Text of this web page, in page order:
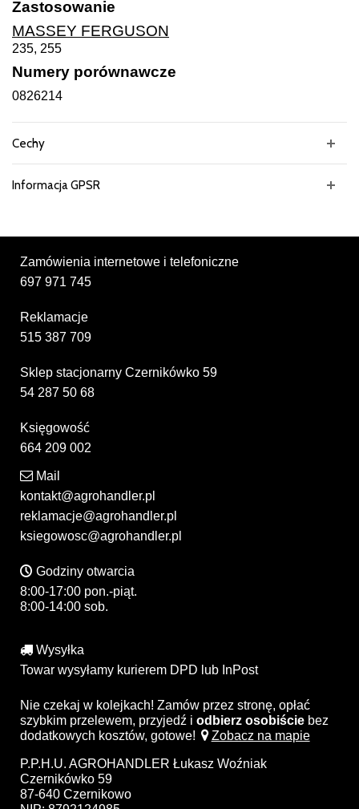
Zastosowanie
MASSEY FERGUSON
235, 255
Numery porównawcze
0826214
Cechy
Informacja GPSR
Zamówienia internetowe i telefoniczne
697 971 745
Reklamacje
515 387 709
Sklep stacjonarny Czernikówko 59
54 287 50 68
Księgowość
664 209 002
Mail
kontakt@agrohandler.pl
reklamacje@agrohandler.pl
ksiegowosc@agrohandler.pl
Godziny otwarcia
8:00-17:00 pon.-piąt.
8:00-14:00 sob.
Wysyłka
Towar wysyłamy kurierem DPD lub InPost
Nie czekaj w kolejkach! Zamów przez stronę, opłać
szybkim przelewem, przyjedź i odbierz osobiście bez
dodatkowych kosztów, gotowe!
Zobacz na mapie
P.P.H.U. AGROHANDLER Łukasz Woźniak
Czernikówko 59
87-640 Czernikowo